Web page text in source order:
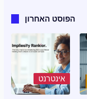
הפוסט האחרון
אינטרנט